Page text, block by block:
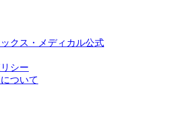
クス・メディカル公式
シー
ついて